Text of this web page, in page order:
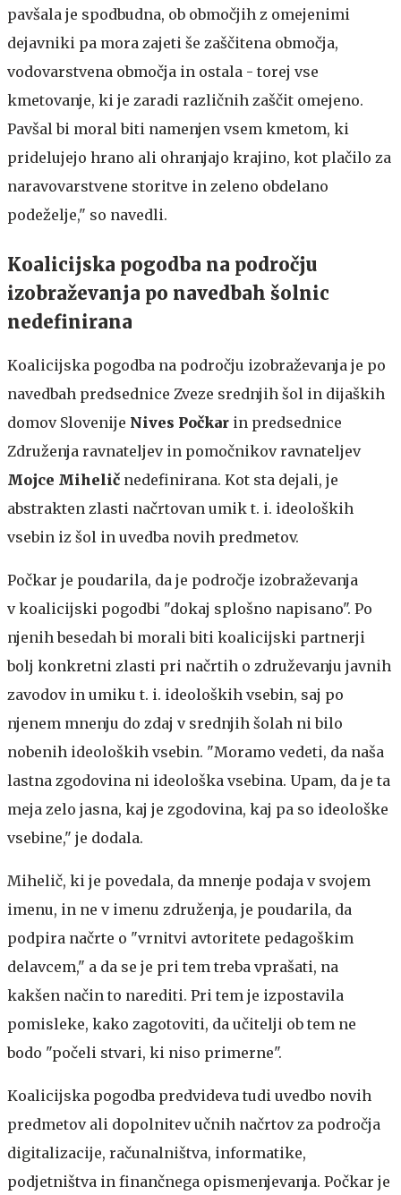
pavšala je spodbudna, ob območjih z omejenimi
dejavniki pa mora zajeti še zaščitena območja,
vodovarstvena območja in ostala - torej vse
kmetovanje, ki je zaradi različnih zaščit omejeno.
Pavšal bi moral biti namenjen vsem kmetom, ki
pridelujejo hrano ali ohranjajo krajino, kot plačilo za
naravovarstvene storitve in zeleno obdelano
podeželje," so navedli.
Koalicijska pogodba na področju
izobraževanja po navedbah šolnic
nedefinirana
Koalicijska pogodba na področju izobraževanja je po
navedbah predsednice Zveze srednjih šol in dijaških
domov Slovenije Nives Počkar in predsednice
Združenja ravnateljev in pomočnikov ravnateljev
Mojce Mihelič nedefinirana. Kot sta dejali, je
abstrakten zlasti načrtovan umik t. i. ideoloških
vsebin iz šol in uvedba novih predmetov.
Počkar je poudarila, da je področje izobraževanja
v koalicijski pogodbi "dokaj splošno napisano". Po
njenih besedah bi morali biti koalicijski partnerji
bolj konkretni zlasti pri načrtih o združevanju javnih
zavodov in umiku t. i. ideoloških vsebin, saj po
njenem mnenju do zdaj v srednjih šolah ni bilo
nobenih ideoloških vsebin. "Moramo vedeti, da naša
lastna zgodovina ni ideološka vsebina. Upam, da je ta
meja zelo jasna, kaj je zgodovina, kaj pa so ideološke
vsebine," je dodala.
Mihelič, ki je povedala, da mnenje podaja v svojem
imenu, in ne v imenu združenja, je poudarila, da
podpira načrte o "vrnitvi avtoritete pedagoškim
delavcem," a da se je pri tem treba vprašati, na
kakšen način to narediti. Pri tem je izpostavila
pomisleke, kako zagotoviti, da učitelji ob tem ne
bodo "počeli stvari, ki niso primerne".
Koalicijska pogodba predvideva tudi uvedbo novih
predmetov ali dopolnitev učnih načrtov za področja
digitalizacije, računalništva, informatike,
podjetništva in finančnega opismenjevanja. Počkar je